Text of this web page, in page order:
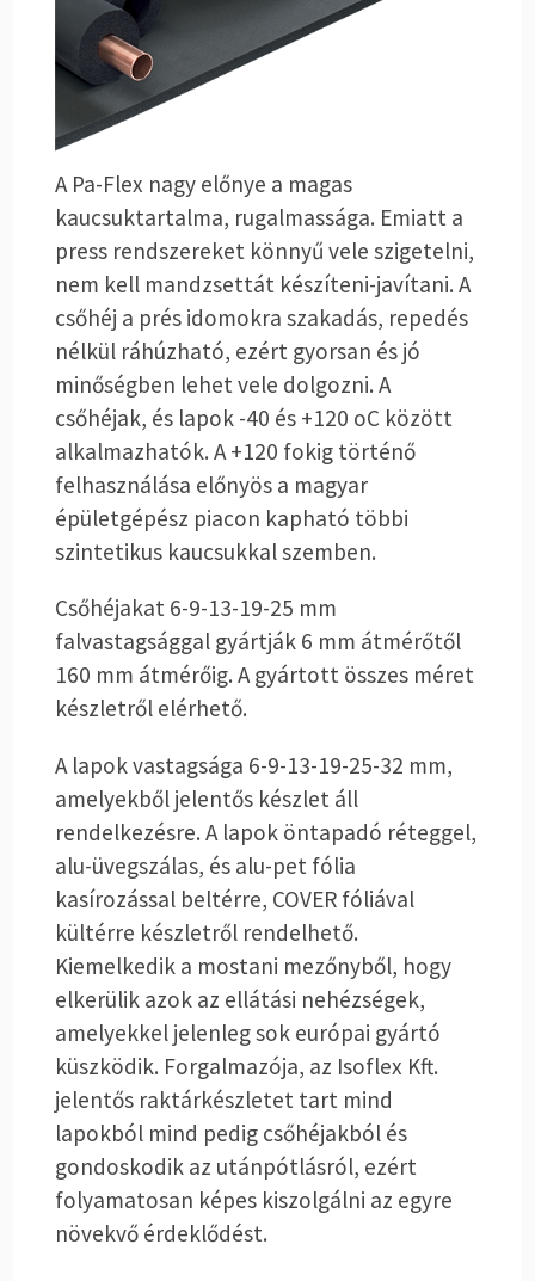
A Pa-Flex nagy előnye a magas
kaucsuktartalma, rugalmassága. Emiatt a
press rendszereket könnyű vele szigetelni,
nem kell mandzsettát készíteni-javítani. A
csőhéj a prés idomokra szakadás, repedés
nélkül ráhúzható, ezért gyorsan és jó
minőségben lehet vele dolgozni. A
csőhéjak, és lapok -40 és +120 oC között
alkalmazhatók. A +120 fokig történő
felhasználása előnyös a magyar
épületgépész piacon kapható többi
szintetikus kaucsukkal szemben.
Csőhéjakat 6-9-13-19-25 mm
falvastagsággal gyártják 6 mm átmérőtől
160 mm átmérőig. A gyártott összes méret
készletről elérhető.
A lapok vastagsága 6-9-13-19-25-32 mm,
amelyekből jelentős készlet áll
rendelkezésre. A lapok öntapadó réteggel,
alu-üvegszálas, és alu-pet fólia
kasírozással beltérre, COVER fóliával
kültérre készletről rendelhető.
Kiemelkedik a mostani mezőnyből, hogy
elkerülik azok az ellátási nehézségek,
amelyekkel jelenleg sok európai gyártó
küszködik. Forgalmazója, az Isoflex Kft.
jelentős raktárkészletet tart mind
lapokból mind pedig csőhéjakból és
gondoskodik az utánpótlásról, ezért
folyamatosan képes kiszolgálni az egyre
növekvő érdeklődést.